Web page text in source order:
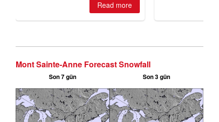
Mont Sainte-Anne Forecast Snowfall
Son 7 gün Son 3 gün